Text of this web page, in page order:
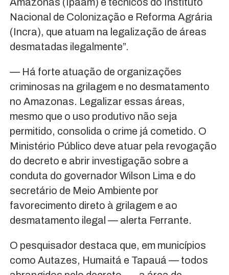
Nacional de Colonização e Reforma Agrária
(Incra), que atuam na legalização de áreas
desmatadas ilegalmente”.
— Há forte atuação de organizações
criminosas na grilagem e no desmatamento
no Amazonas. Legalizar essas áreas,
mesmo que o uso produtivo não seja
permitido, consolida o crime já cometido. O
Ministério Público deve atuar pela revogação
do decreto e abrir investigação sobre a
conduta do governador Wilson Lima e do
secretário de Meio Ambiente por
favorecimento direto à grilagem e ao
desmatamento ilegal — alerta Ferrante.
O pesquisador destaca que, em municípios
como Autazes, Humaitá e Tapauá — todos